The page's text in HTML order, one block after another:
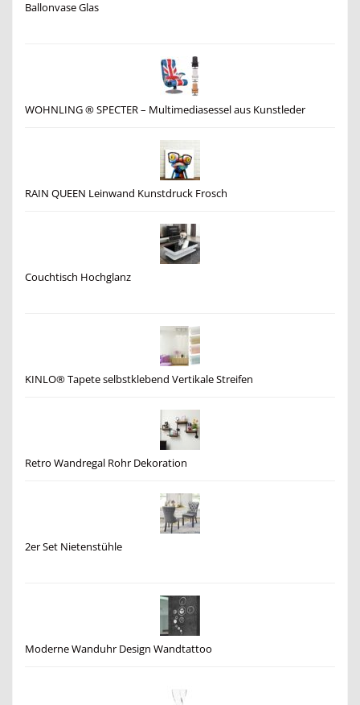
Ballonvase Glas
WOHNLING ® SPECTER – Multimediasessel aus Kunstleder
RAIN QUEEN Leinwand Kunstdruck Frosch
Couchtisch Hochglanz
KINLO® Tapete selbstklebend Vertikale Streifen
Retro Wandregal Rohr Dekoration
2er Set Nietenstühle
Moderne Wanduhr Design Wandtattoo